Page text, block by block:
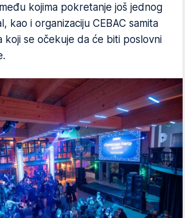
kojima pokretanje još jednog
kao i organizaciju CEBAC samita
koji se očekuje da će biti poslovni